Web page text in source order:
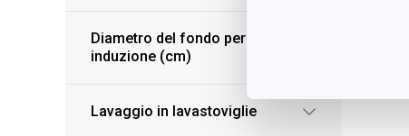
Diametro del fondo per
induzione (cm)
Lavaggio in lavastoviglie